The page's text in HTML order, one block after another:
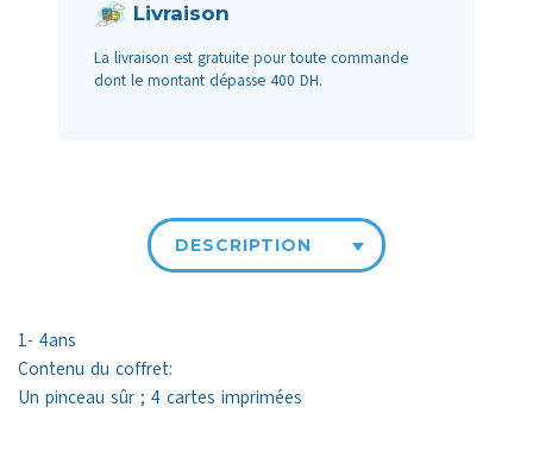
Livraison
La livraison est gratuite pour toute commande
dont le montant dépasse 400 DH.
DESCRIPTION
1- 4ans
Contenu du coffret:
Un pinceau sûr ; 4 cartes imprimées